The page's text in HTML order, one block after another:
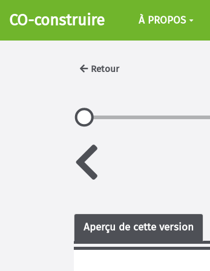
Aller au contenu principal
CO-construire À PROPOS
Retour
Aperçu de cette version